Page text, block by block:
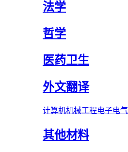
法学
哲学
医药卫生
外文翻译
计算机机械工程电子电气
其他材料